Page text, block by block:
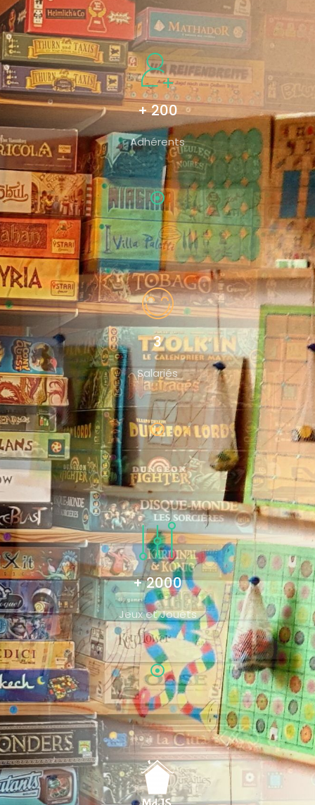
+ 200
Adhérents
3
Salariés
+ 2000
Jeux et Jouets